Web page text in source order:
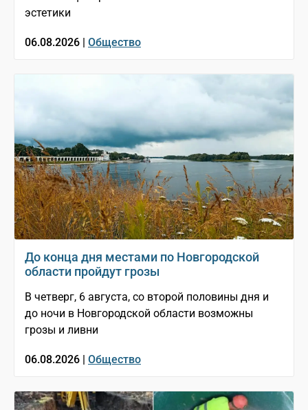
эстетики
06.08.2026 | Общество
До конца дня местами по Новгородской
области пройдут грозы
В четверг, 6 августа, со второй половины дня и
до ночи в Новгородской области возможны
грозы и ливни
06.08.2026 | Общество